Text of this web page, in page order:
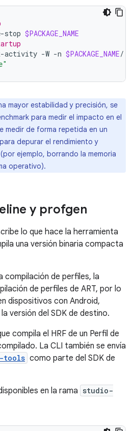
stop $PACKAGE_NAME
activity -W -n $PACKAGE_NAME/
mayor estabilidad y precisión, se
para medir el impacto en el
medir de forma repetida en un
depurar el rendimiento y
ejemplo, borrando la memoria
operativo).
y profgen
lo que hace la herramienta
una versión binaria compacta
compilación de perfiles, la
de perfiles de ART, por lo
dispositivos con Android,
versión del SDK de destino.
compila el HRF de un Perfil de
La CLI también se envía
tools como parte del SDK de
en la rama studio-